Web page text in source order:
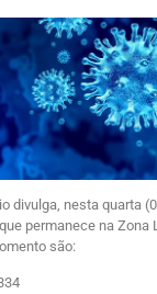
divulga, nesta quarta
permanece na Zona
são: